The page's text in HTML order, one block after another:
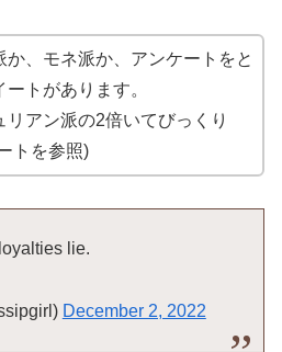
か、モネ派か、アンケートをと
トがあります。
リアン派の2倍いてびっくり
トを参照)
lie.
December 2, 2022